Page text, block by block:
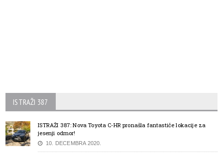
ISTRAŽI 387
ISTRAŽI 387: Nova Toyota C-HR pronašla fantastiče lokacije za
jesenji odmor!
10. DECEMBRA 2020.